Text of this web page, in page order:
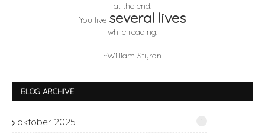
at the end.
You live several lives
while reading.
~William Styron
BLOG ARCHIVE
oktober 2025 1